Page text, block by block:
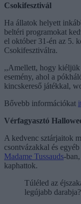
Csokifesztivál
Ha állatok helyett
beltéri programokat
el október 31-én az 5.
Csokifesztiválra.
,,Amellett, hogy
esemény, ahol a
kincskereső játékkal,
Bővebb információkat
Vérfagyasztó
A kedvenc sztárjaitok
csontvázakkal és
Madame Tussauds-
kaphattok.
Túléled az
legújabb darabja?